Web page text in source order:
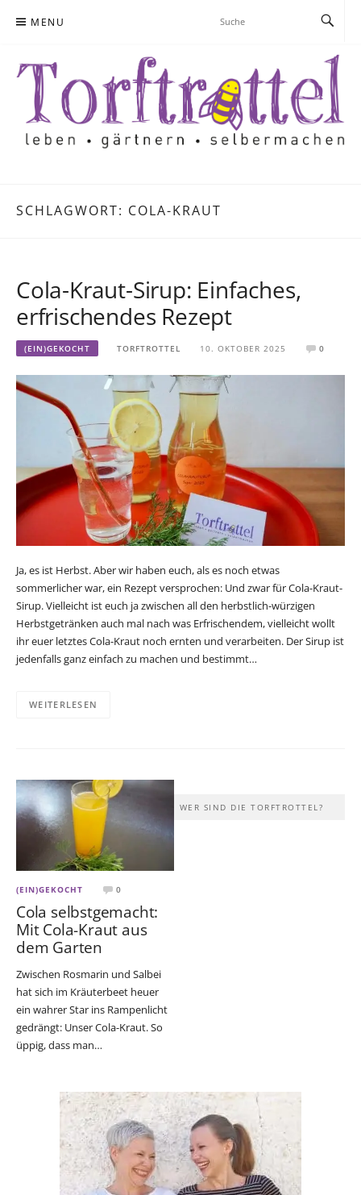
MENU
SCHLAGWORT: COLA-KRAUT
Cola-Kraut-Sirup: Einfaches,
erfrischendes Rezept
(EIN)GEKOCHT TORFTROTTEL 10. OKTOBER 2025 0
Ja, es ist Herbst. Aber wir haben euch, als es noch etwas
sommerlicher war, ein Rezept versprochen: Und zwar für Cola-Kraut-
Sirup. Vielleicht ist euch ja zwischen all den herbstlich-würzigen
Herbstgetränken auch mal nach was Erfrischendem, vielleicht wollt
ihr euer letztes Cola-Kraut noch ernten und verarbeiten. Der Sirup ist
jedenfalls ganz einfach zu machen und bestimmt…
WEITERLESEN
(EIN)GEKOCHT 0
Cola selbstgemacht:
Mit Cola-Kraut aus
dem Garten
Zwischen Rosmarin und Salbei
hat sich im Kräuterbeet heuer
ein wahrer Star ins Rampenlicht
gedrängt: Unser Cola-Kraut. So
üppig, dass man…
WER SIND DIE TORFTROTTEL?